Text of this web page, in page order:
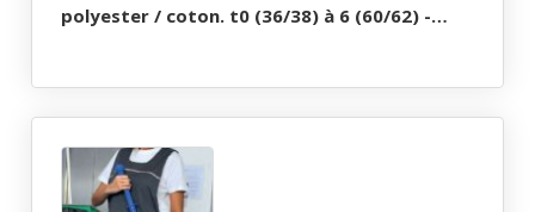
polyester / coton. t0 (36/38) à 6 (60/62) -